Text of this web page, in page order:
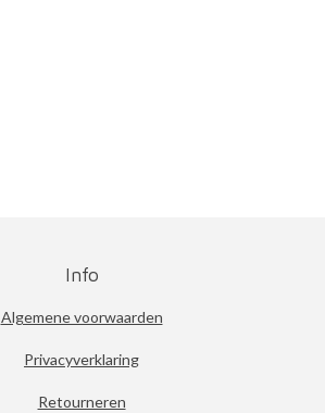
Info
Algemene voorwaarden
Privacyverklaring
Retourneren